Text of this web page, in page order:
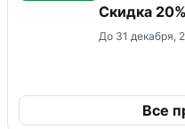
Скидка
До 31 декабря,
Все